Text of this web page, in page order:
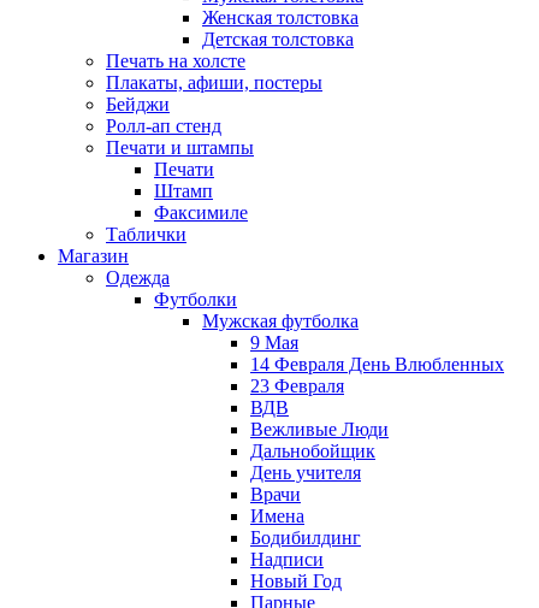
Женская толстовка
Детская толстовка
Печать на холсте
Плакаты, афиши, постеры
Бейджи
Ролл-ап стенд
Печати и штампы
Печати
Штамп
Факсимиле
Таблички
Магазин
Одежда
Футболки
Мужская футболка
9 Мая
14 Февраля День Влюбленных
23 Февраля
ВДВ
Вежливые Люди
Дальнобойщик
День учителя
Врачи
Имена
Бодибилдинг
Надписи
Новый Год
Парные